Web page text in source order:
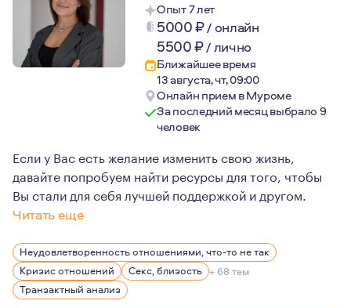
Опыт 7 лет
5000₽/ онлайн
5500₽/лично
Ближайшее время
13 августа, чт, 09:00
Онлайн прием в Муроме
За последний месяц выбрало 9
человек
Если у Вас есть желание изменить свою жизнь,
давайте попробуем найти ресурсы для того, чтобы
Вы стали для себя лучшей поддержкой и другом.
Читать еще
Психотерапия является моим увлечением в жизни.
В настоящий момент продолжаю повышать
Я являюсь членом Европейской Ассоциации
Неудовлетворенность отношениями, что-то не так
Кризис отношений
Секс, близость + 68 тем
Транзактный анализ